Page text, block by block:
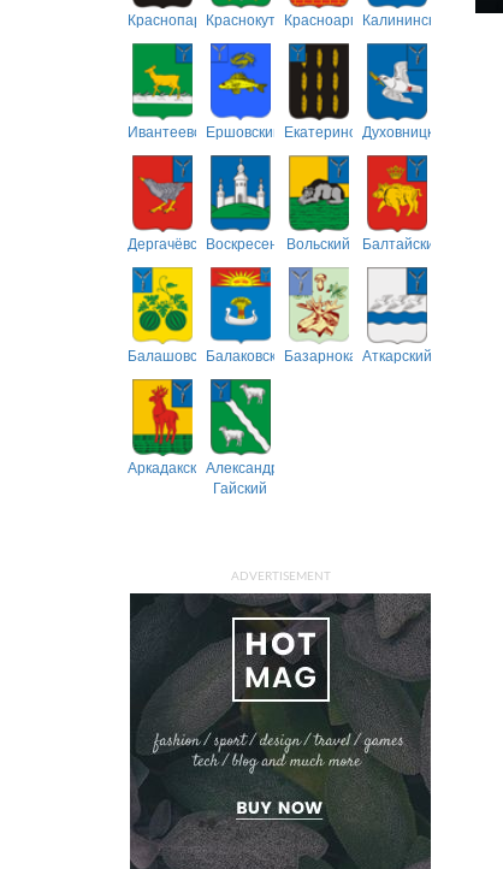
Краснопартизанский
КраснокутскийКрасноармейский
Калининский
ИвантеевскийЕршовский ЕкатериновскийДуховницкий
ДергачёвскийВоскресенскийВольский Балтайский
БалашовскийБалаковскийБазарнокарабулакский
Аткарский
АркадакскийАлександрово-
Гайский
ADVERTISEMENT